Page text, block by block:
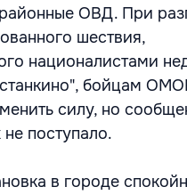
ОВД. При
шествия,
националистами
бойцам
силу, но
поступало.
в городе